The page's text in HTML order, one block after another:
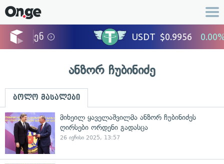
ანზორ ჩუბინიძე
ბოლო მასალები
მიხეილ ყაველაშვილმა ანზორ ჩუბინიძეს
ღირსები ორდენი გადასცა
26 ივნისი 2025, 13:57